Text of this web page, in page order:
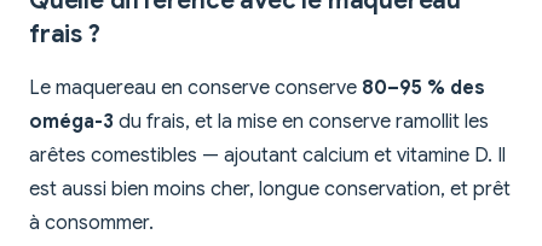
frais ?
Le maquereau en conserve conserve 80–95 % des
oméga-3 du frais, et la mise en conserve ramollit les
arêtes comestibles — ajoutant calcium et vitamine D. Il
est aussi bien moins cher, longue conservation, et prêt
à consommer.